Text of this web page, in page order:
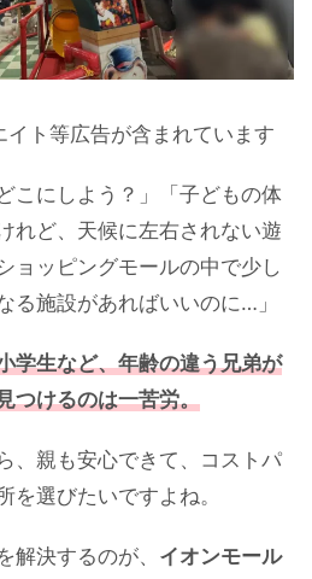
ト等広告が含まれています
こにしよう？」「子どもの体
れど、天候に左右されない遊
ョッピングモールの中で少し
る施設があればいいのに…」
学生など、年齢の違う兄弟が
つけるのは一苦労。
、親も安心できて、コストパ
を選びたいですよね。
解決するのが、 イオンモール